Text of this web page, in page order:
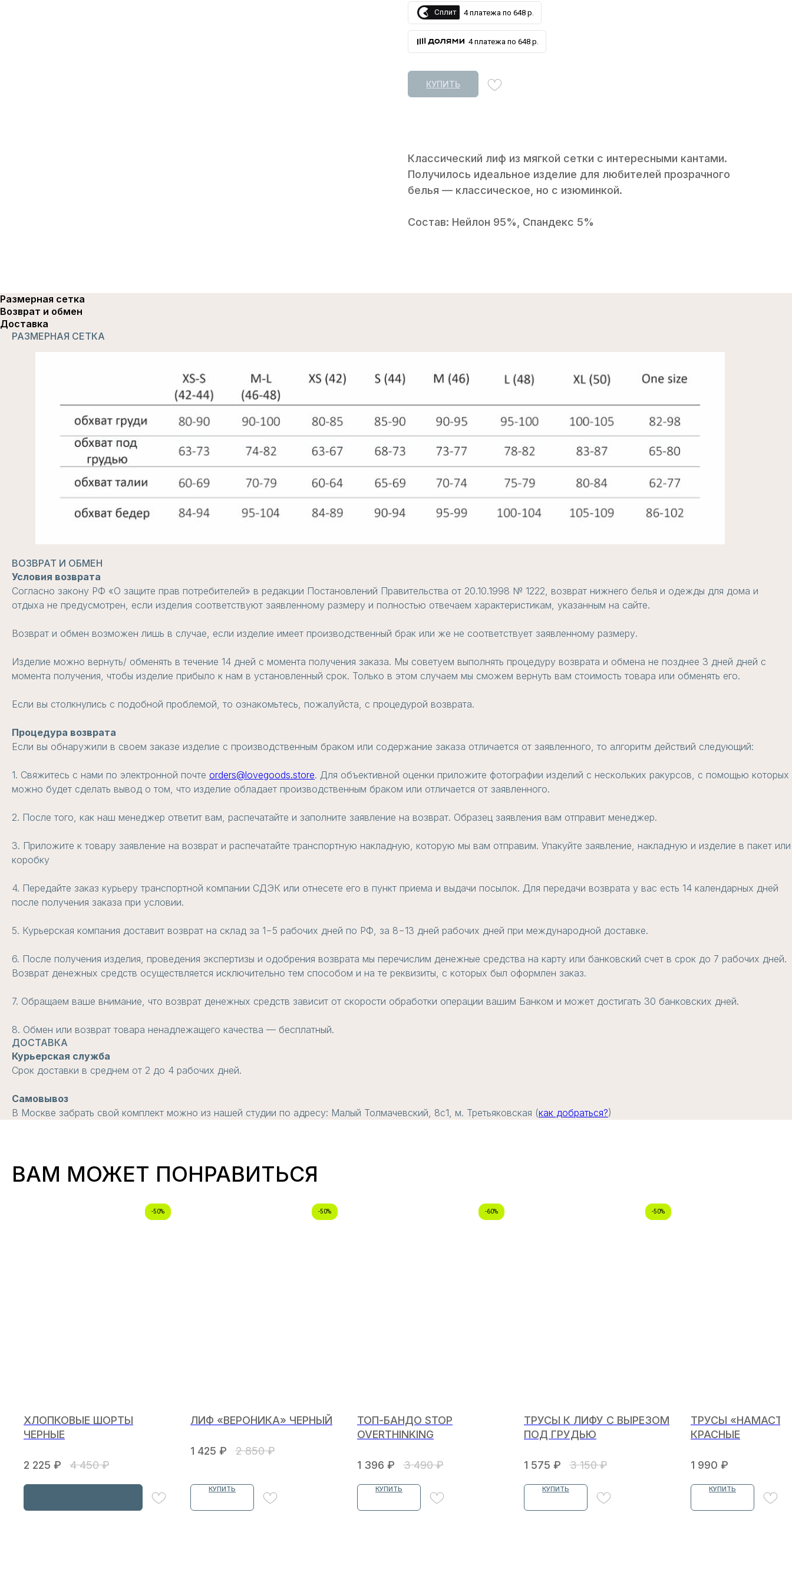
Сплит 4 платежа по 648 р.
4 платежа по 648 р.
КУПИТЬ
Классический лиф из мягкой сетки с интересными кантами.
Получилось идеальное изделие для любителей прозрачного
белья — классическое, но с изюминкой.
Состав: Нейлон 95%, Спандекс 5%
Размерная сетка
Возврат и обмен
Доставка
РАЗМЕРНАЯ СЕТКА
ВОЗВРАТ И ОБМЕН
Условия возврата
Согласно закону РФ «О защите прав потребителей» в редакции Постановлений Правительства от 20.10.1998 № 1222, возврат нижнего белья и одежды для дома и
отдыха не предусмотрен, если изделия соответствуют заявленному размеру и полностью отвечаем характеристикам, указанным на сайте.
Возврат и обмен возможен лишь в случае, если изделие имеет производственный брак или же не соответствует заявленному размеру.
Изделие можно вернуть/ обменять в течение 14 дней с момента получения заказа. Мы советуем выполнять процедуру возврата и обмена не позднее 3 дней дней с
момента получения, чтобы изделие прибыло к нам в установленный срок. Только в этом случаем мы сможем вернуть вам стоимость товара или обменять его.
Если вы столкнулись с подобной проблемой, то ознакомьтесь, пожалуйста, с процедурой возврата.
Процедура возврата
Если вы обнаружили в своем заказе изделие с производственным браком или содержание заказа отличается от заявленного, то алгоритм действий следующий:
1. Свяжитесь с нами по электронной почте orders@lovegoods.store. Для объективной оценки приложите фотографии изделий с нескольких ракурсов, с помощью которых
можно будет сделать вывод о том, что изделие обладает производственным браком или отличается от заявленного.
2. После того, как наш менеджер ответит вам, распечатайте и заполните заявление на возврат. Образец заявления вам отправит менеджер.
3. Приложите к товару заявление на возврат и распечатайте транспортную накладную, которую мы вам отправим. Упакуйте заявление, накладную и изделие в пакет или
коробку
4. Передайте заказ курьеру транспортной компании СДЭК или отнесете его в пункт приема и выдачи посылок. Для передачи возврата у вас есть 14 календарных дней
после получения заказа при условии.
5. Курьерская компания доставит возврат на склад за 1−5 рабочих дней по РФ, за 8−13 дней рабочих дней при международной доставке.
6. После получения изделия, проведения экспертизы и одобрения возврата мы перечислим денежные средства на карту или банковский счет в срок до 7 рабочих дней.
Возврат денежных средств осуществляется исключительно тем способом и на те реквизиты, с которых был оформлен заказ.
7. Обращаем ваше внимание, что возврат денежных средств зависит от скорости обработки операции вашим Банком и может достигать 30 банковских дней.
8. Обмен или возврат товара ненадлежащего качества — бесплатный.
ДОСТАВКА
Курьерская служба
Срок доставки в среднем от 2 до 4 рабочих дней.
Самовывоз
В Москве забрать свой комплект можно из нашей студии по адресу: Малый Толмачевский, 8с1, м. Третьяковская (как добраться?)
ВАМ МОЖЕТ ПОНРАВИТЬСЯ
-50%
ХЛОПКОВЫЕ ШОРТЫ
ЧЕРНЫЕ
2 225 ₽ 4 450 ₽
-50%
ЛИФ «ВЕРО́НИКА» ЧЕРНЫЙ
1 425 ₽ 2 850 ₽
КУПИТЬ
-60%
ТОП-БАНДО STOP
OVERTHINKING
1 396 ₽ 3 490 ₽
КУПИТЬ
-50%
ТРУСЫ К ЛИФУ С ВЫРЕЗОМ
ПОД ГРУДЬЮ
1 575 ₽ 3 150 ₽
КУПИТЬ
ТРУСЫ
КРАСНЫЕ
1 990 ₽
КУПИТЬ